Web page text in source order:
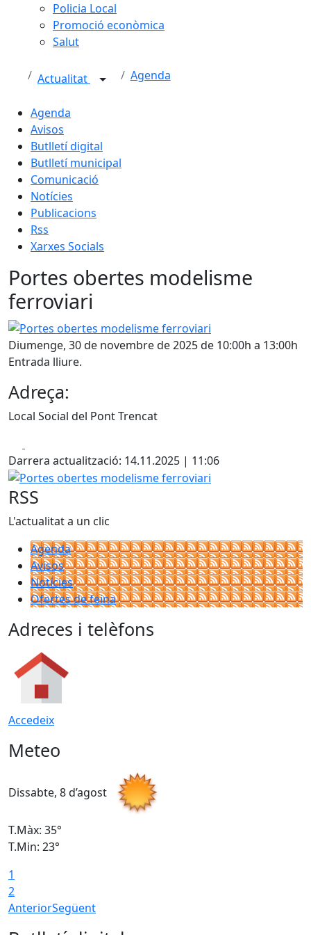
Policia Local
Promoció econòmica
Salut
Actualitat Agenda
Agenda
Avisos
Butlletí digital
Butlletí municipal
Comunicació
Notícies
Publicacions
Rss
Xarxes Socials
Portes obertes modelisme
ferroviari
Portes obertes modelisme ferroviari
Diumenge, 30 de novembre de 2025 de 10:00h a 13:00h
Entrada lliure.
Adreça:
Local Social del Pont Trencat
Darrera actualització: 14.11.2025 | 11:06
Portes obertes modelisme ferroviari
RSS
L'actualitat a un clic
Agenda
Avisos
Notícies
Ofertes de feina
Adreces i telèfons
Accedeix
Meteo
Dissabte, 8 d’agost
T.Màx: 35°
T.Min: 23°
1
2
AnteriorSegüent